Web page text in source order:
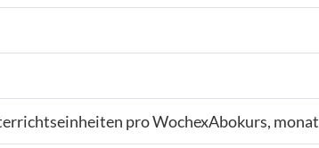
pro WochexAbokurs,